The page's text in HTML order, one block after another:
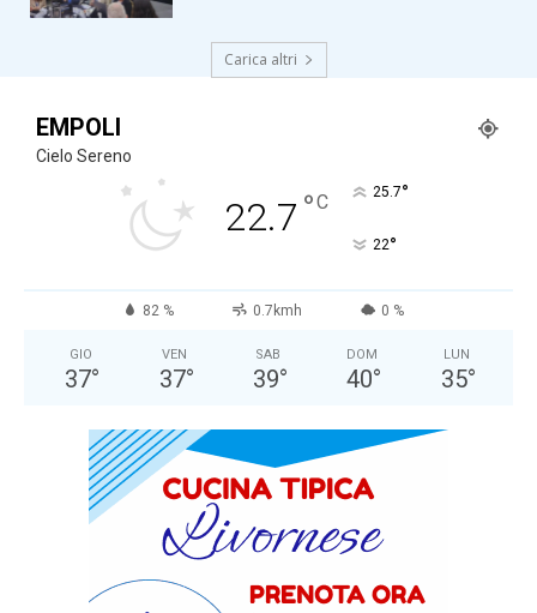
Carica altri
EMPOLI
Cielo Sereno
22.7 °C 25.7°
22°
82 % 0.7kmh 0 %
GIO
37°
VEN
37°
SAB
39°
DOM
40°
LUN
35°